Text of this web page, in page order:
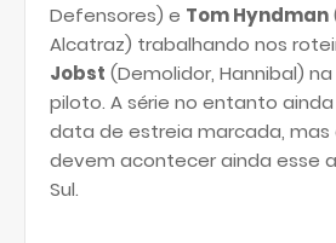
Defensores) e Tom Hyndman
Alcatraz) trabalhando nos
Jobst (Demolidor, Hannibal)
piloto. A série no entanto
data de estreia marcada, mas
devem acontecer ainda esse
Sul.